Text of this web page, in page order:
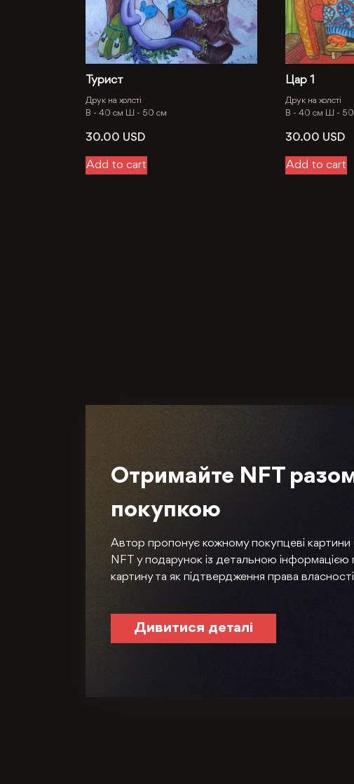
Турист
Друк на холсті
В - 40 см Ш - 50 см
30.00 USD
Add to cart
Цар 1
Друк на холсті
В - 40 см Ш -
30.00 USD
Add to cart
Отримайте NFT разом
покупкою
Автор пропонує кожному покупцеві
NFT у подарунок із детальною
картину та як підтвердження права
Дивитися деталі